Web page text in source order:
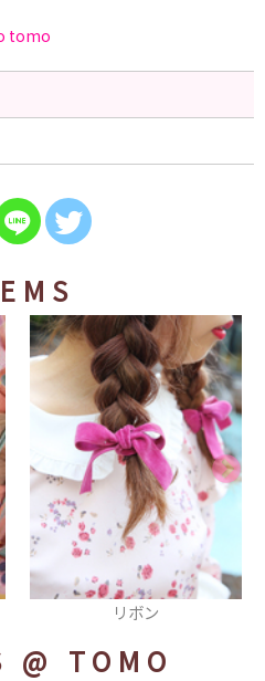
tomo
ビスチェ
@ TOMO